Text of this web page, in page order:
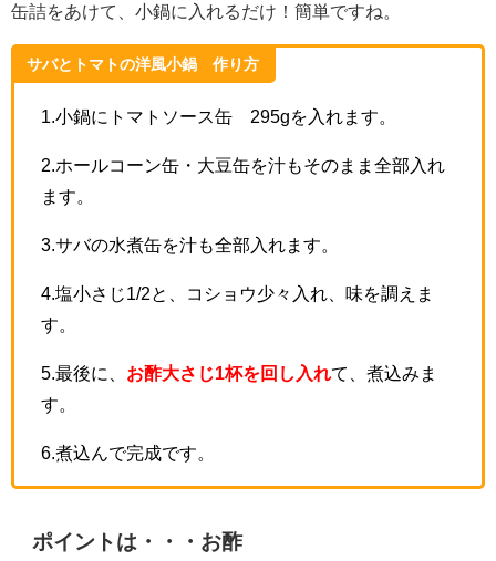
缶詰をあけて、小鍋に入れるだけ！簡単ですね。
サバとトマトの洋風小鍋 作り方
1.小鍋にトマトソース缶 295gを入れます。
2.ホールコーン缶・大豆缶を汁もそのまま全部入れ
ます。
3.サバの水煮缶を汁も全部入れます。
4.塩小さじ1/2と、コショウ少々入れ、味を調えま
す。
5.最後に、 お酢大さじ1杯を回し入れて、煮込みま
す。
6.煮込んで完成です。
ポイントは・・・お酢